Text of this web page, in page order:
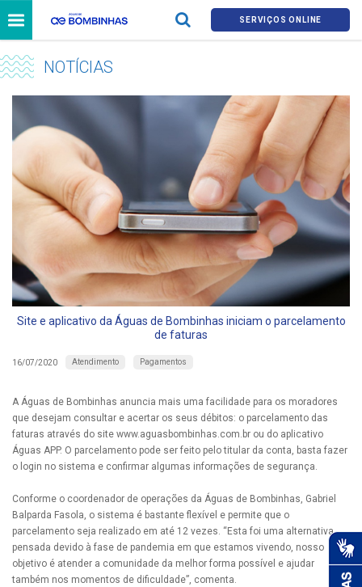
SERVIÇOS ONLINE
NOTÍCIAS
Site e aplicativo da Águas de Bombinhas iniciam o parcelamento
de faturas
16/07/2020 Atendimento Pagamentos
A Águas de Bombinhas anuncia mais uma facilidade para os moradores
que desejam consultar e acertar os seus débitos: o parcelamento das
faturas através do site www.aguasbombinhas.com.br ou do aplicativo
Águas APP. O parcelamento pode ser feito pelo titular da conta, basta fazer
o login no sistema e confirmar algumas informações de segurança.
Conforme o coordenador de operações da Águas de Bombinhas, Gabriel
Balparda Fasola, o sistema é bastante flexível e permite que o
parcelamento seja realizado em até 12 vezes. “Esta foi uma alternativa
pensada devido à fase de pandemia em que estamos vivendo, nosso
objetivo é atender a comunidade da melhor forma possível e ajudar
também nos momentos de dificuldade”, comenta.